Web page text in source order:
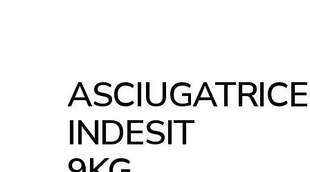
ASCIUGATRICE
INDESIT